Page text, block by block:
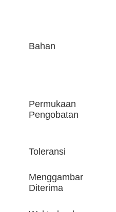
Bahan
Permukaan
Pengobatan
Toleransi
Menggambar
Diterima